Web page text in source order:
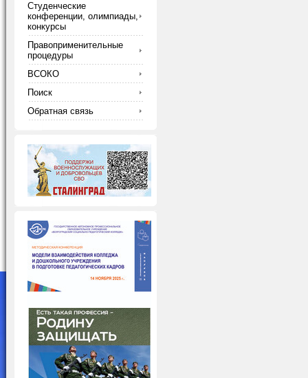
Студенческие
конференции, олимпиады,
конкурсы
Правоприменительные
процедуры
ВСОКО
Поиск
Обратная связь